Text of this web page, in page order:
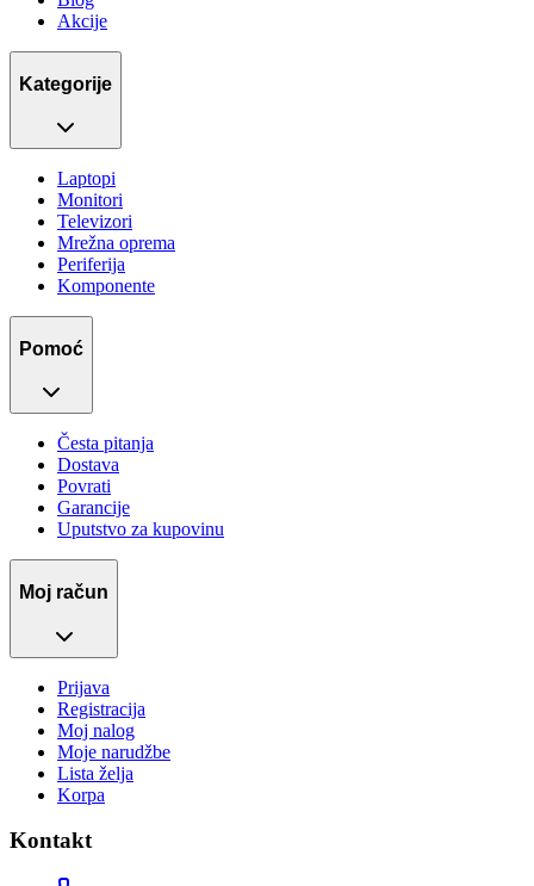
Akcije
Kategorije
Laptopi
Monitori
Televizori
Mrežna oprema
Periferija
Komponente
Pomoć
Česta pitanja
Dostava
Povrati
Garancije
Uputstvo za kupovinu
Moj račun
Prijava
Registracija
Moj nalog
Moje narudžbe
Lista želja
Korpa
Kontakt